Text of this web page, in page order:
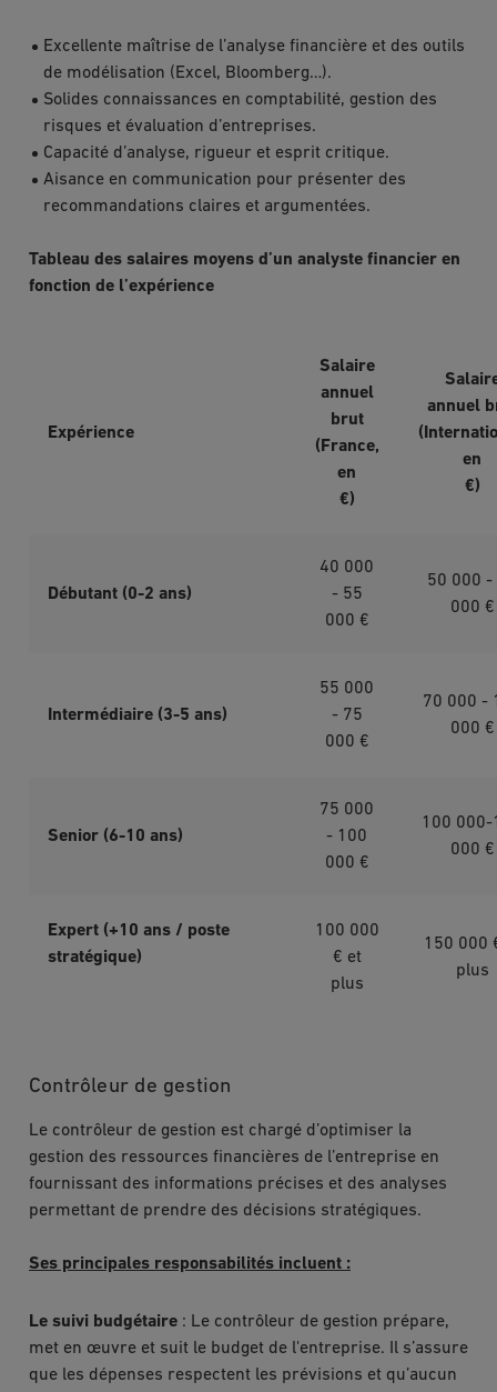
Excellente maîtrise de l’analyse financière et des outils
de modélisation (Excel, Bloomberg…).
Solides connaissances en comptabilité, gestion des
risques et évaluation d’entreprises.
Capacité d’analyse, rigueur et esprit critique.
Aisance en communication pour présenter des
recommandations claires et argumentées.
Tableau des salaires moyens d’un analyste financier en
fonction de l’expérience
Expérience
Salaire
annuel
brut
(France,
en
€)
annuel
en
€)
Débutant (0-2 ans)
40 000
- 55
000 €
50 000 -
000 €
Intermédiaire (3-5 ans)
55 000
- 75
000 €
70 000 -
000 €
Senior (6-10 ans)
75 000
- 100
000 €
100 000-
000 €
Expert (+10 ans / poste
stratégique)
100 000
€ et
plus
150 000
plus
Contrôleur de gestion
Le contrôleur de gestion est chargé d’optimiser la
gestion des ressources financières de l’entreprise en
fournissant des informations précises et des analyses
permettant de prendre des décisions stratégiques.
Ses principales responsabilités incluent :
Le suivi budgétaire : Le contrôleur de gestion prépare,
met en œuvre et suit le budget de l'entreprise. Il s’assure
que les dépenses respectent les prévisions et qu’aucun